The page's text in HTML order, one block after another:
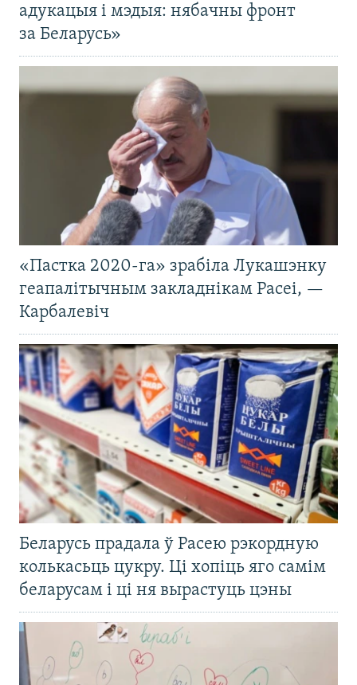
адукацыя і мэдыя: нябачны фронт
за Беларусь»
«Пастка 2020-га» зрабіла Лукашэнку
геапалітычным закладнікам Расеі, —
Карбалевіч
Беларусь прадала ў Расею рэкордную
колькасьць цукру. Ці хопіць яго самім
беларусам і ці ня вырастуць цэны